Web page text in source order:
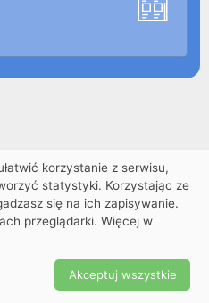
Ekobilet2026 |
Ustawienia
cookies
2026
korzystanie z serwisu,
statystyki. Korzystając ze
się na ich zapisywanie.
przeglądarki. Więcej w
Akceptuj wszystkie